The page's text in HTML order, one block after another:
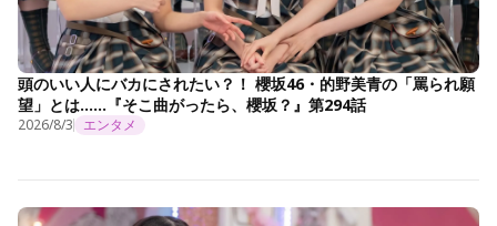
頭のいい人にバカにされたい？！ 櫻坂46・的野美青の「罵られ願
望」とは……『そこ曲がったら、櫻坂？』第294話
2026/8/3 エンタメ